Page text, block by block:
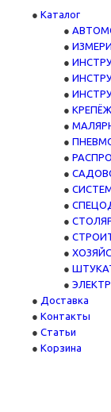
Каталог
Доставка
Контакты
Статьи
Корзина